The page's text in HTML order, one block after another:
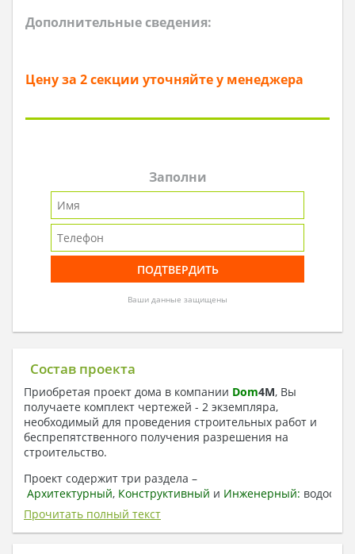
Дополнительные сведения:
Цену за 2 секции уточняйте у менеджера
Заполни
Ваши данные защищены
Состав проекта
Приобретая проект дома в компании Dom4M, Вы
получаете комплект чертежей - 2 экземпляра,
необходимый для проведения строительных работ и
беспрепятственного получения разрешения на
строительство.
Проект содержит три раздела –
Архитектурный, Конструктивный и Инженерный:
отопление, вентиляция, канализация,
электроснабжение (приобретается за дополнительную
плату) + Пояснительная записка.
Прочитать полный текст